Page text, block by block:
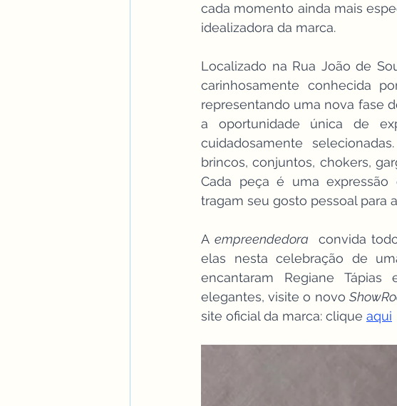
cada momento ainda mais
idealizadora da marca.
Localizado na Rua João de
carinhosamente conhecida
representando uma nova fase
a oportunidade única de
cuidadosamente
brincos, conjuntos, chokers,
Cada peça é uma
tragam seu gosto pessoal para
A empreendedora
convida
elas nesta celebração de
encantaram Regiane
elegantes, visite o novo
site oficial da marca: clique aqui